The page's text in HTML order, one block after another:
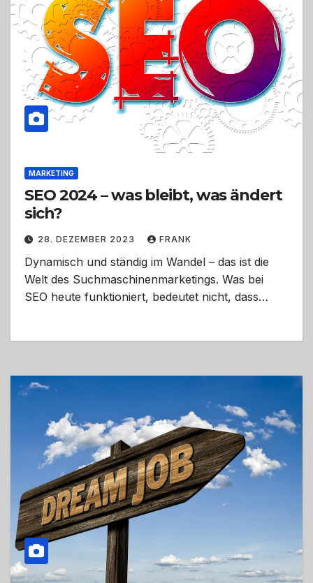
MARKETING
SEO 2024 – was bleibt, was ändert
sich?
28. DEZEMBER 2023 FRANK
Dynamisch und ständig im Wandel – das ist die
Welt des Suchmaschinenmarketings. Was bei
SEO heute funktioniert, bedeutet nicht, dass…